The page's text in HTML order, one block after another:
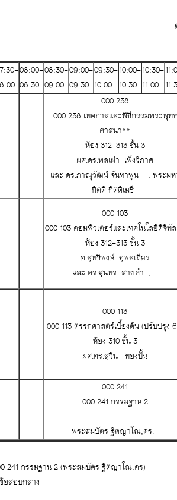
08:00-
08:30
08:30-
09:00
09:00-
09:30
09:30-
10:00
10:00-
10:30
10:30-
11:00
000 238
000 238 เทศกาลและพิธีกรรมพระพุทธ
ศาสนา**
ห้อง 312-313 ชั้น 3
ผศ.ดร.พลเผ่า เพ็งวิภาศ
และ ดร.ภาณุวัฒน์ จันทาพูน , พระม
กิตติ กิตฺติเมธี
000 103
000 103 คอมพิวเตอร์และเทคโนโลยีดิจิ
ห้อง 312-313 ชั้น 3
อ.สุทธิพงษ์ อุพลเถียร
และ ดร.สุนทร สายคำ ,
000 113
000 113 ตรรกศาสตร์เบื้องต้น (ปรับปรุง
ห้อง 310 ชั้น 3
ผศ.ดร.สุวิน ทองปั้น
000 241
000 241 กรรมฐาน 2
พระสมบัตร ฐิตญาโณ,ดร.
241 กรรมฐาน 2 (พระสมบัตร ฐิตญาโณ,ดร)
อสอบกลาง